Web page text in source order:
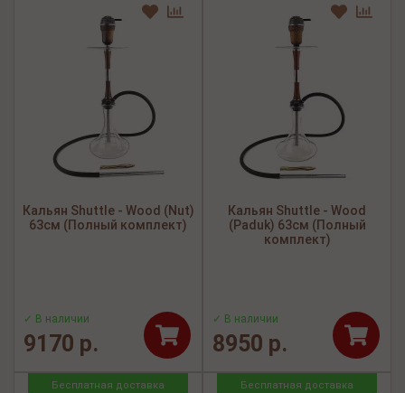
Кальян Shuttle - Wood (Nut)
63см (Полный комплект)
✓ В наличии
9170 р.
Кальян Shuttle - Wood
(Paduk) 63см (Полный
комплект)
✓ В наличии
8950 р.
Бесплатная доставка Бесплатная доставка